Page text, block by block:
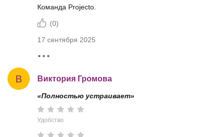
Команда Projecto.
(0)
17 сентября 2025
В Виктория Громова
«Полностью устраивает»
Удобство